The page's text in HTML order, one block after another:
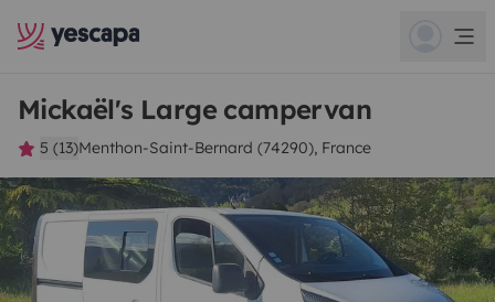
Mickaël's Large campervan
5 (13)Menthon-Saint-Bernard (74290), France